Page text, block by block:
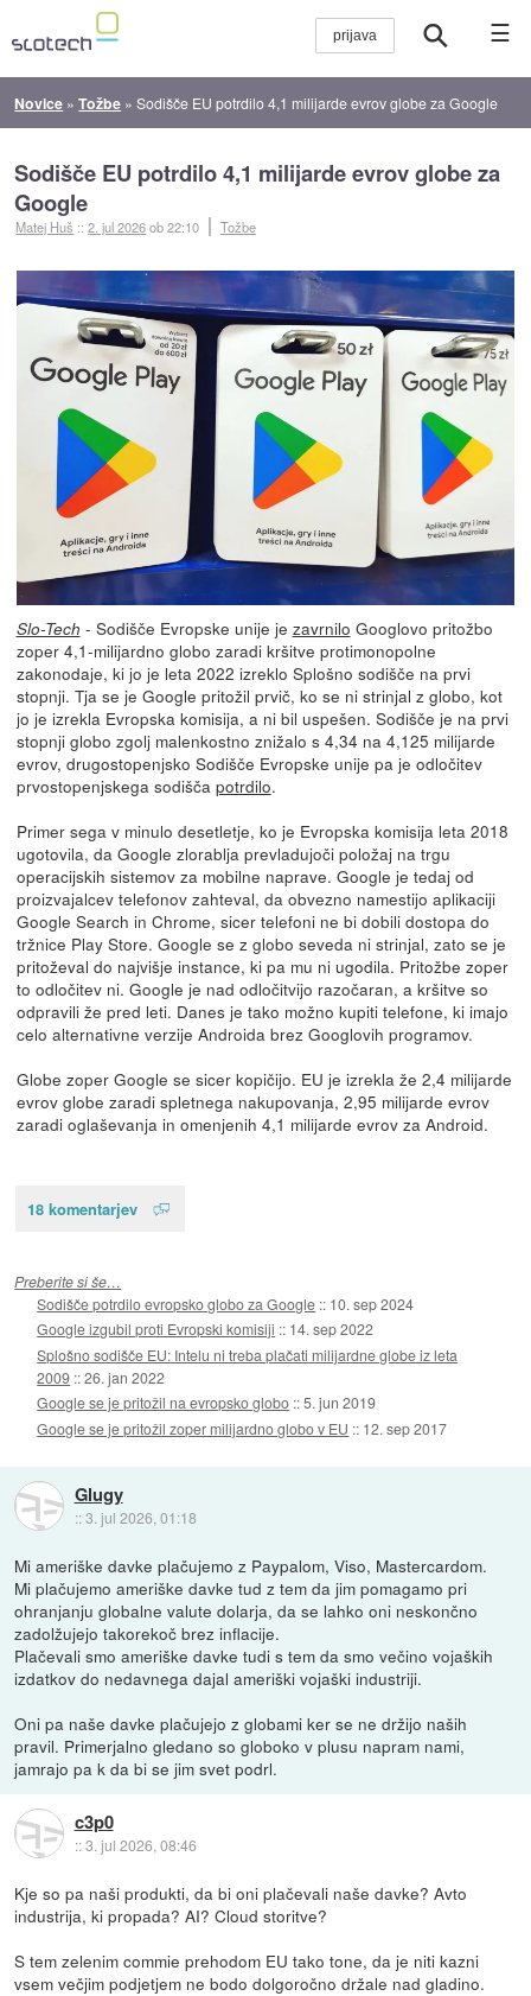
☰
Novice »Tožbe »Sodišče EU potrdilo 4,1 milijarde evrov globe za Google
Sodišče EU potrdilo 4,1 milijarde evrov globe za
Google
Matej Huš ::2. jul 2026ob 22:10 Tožbe
Slo-Tech - Sodišče Evropske unije je zavrnilo Googlovo pritožbo
zoper 4,1-milijardno globo zaradi kršitve protimonopolne
zakonodaje, ki jo je leta 2022 izreklo Splošno sodišče na prvi
stopnji. Tja se je Google pritožil prvič, ko se ni strinjal z globo, kot
jo je izrekla Evropska komisija, a ni bil uspešen. Sodišče je na prvi
stopnji globo zgolj malenkostno znižalo s 4,34 na 4,125 milijarde
evrov, drugostopenjsko Sodišče Evropske unije pa je odločitev
prvostopenjskega sodišča potrdilo.
Primer sega v minulo desetletje, ko je Evropska komisija leta 2018
ugotovila, da Google zlorablja prevladujoči položaj na trgu
operacijskih sistemov za mobilne naprave. Google je tedaj od
proizvajalcev telefonov zahteval, da obvezno namestijo aplikaciji
Google Search in Chrome, sicer telefoni ne bi dobili dostopa do
tržnice Play Store. Google se z globo seveda ni strinjal, zato se je
pritoževal do najvišje instance, ki pa mu ni ugodila. Pritožbe zoper
to odločitev ni. Google je nad odločitvijo razočaran, a kršitve so
odpravili že pred leti. Danes je tako možno kupiti telefone, ki imajo
celo alternativne verzije Androida brez Googlovih programov.
Globe zoper Google se sicer kopičijo. EU je izrekla že 2,4 milijarde
evrov globe zaradi spletnega nakupovanja, 2,95 milijarde evrov
zaradi oglaševanja in omenjenih 4,1 milijarde evrov za Android.
18 komentarjev
Preberite si še…
Sodišče potrdilo evropsko globo za Google :: 10. sep 2024
Google izgubil proti Evropski komisiji :: 14. sep 2022
Splošno sodišče EU: Intelu ni treba plačati milijardne globe iz leta
2009 ::26. jan 2022
Google se je pritožil na evropsko globo ::5. jun 2019
Google se je pritožil zoper milijardno globo v EU :: 12. sep 2017
Glugy
::3. jul 2026, 01:18
Mi ameriške davke plačujemo z Paypalom, Viso, Mastercardom.
Mi plačujemo ameriške davke tud z tem da jim pomagamo pri
ohranjanju globalne valute dolarja, da se lahko oni neskončno
zadolžujejo takorekoč brez inflacije.
Plačevali smo ameriške davke tudi s tem da smo večino vojaških
izdatkov do nedavnega dajal ameriški vojaški industriji.
Oni pa naše davke plačujejo z globami ker se ne držijo naših
pravil. Primerjalno gledano so globoko v plusu napram nami,
jamrajo pa k da bi se jim svet podrl.
c3p0
::3. jul 2026, 08:46
Kje so pa naši produkti, da bi oni plačevali naše davke? Avto
industrija, ki propada? AI? Cloud storitve?
S tem zelenim commie prehodom EU tako tone, da je niti kazni
vsem večjim podjetjem ne bodo dolgoročno držale nad gladino.